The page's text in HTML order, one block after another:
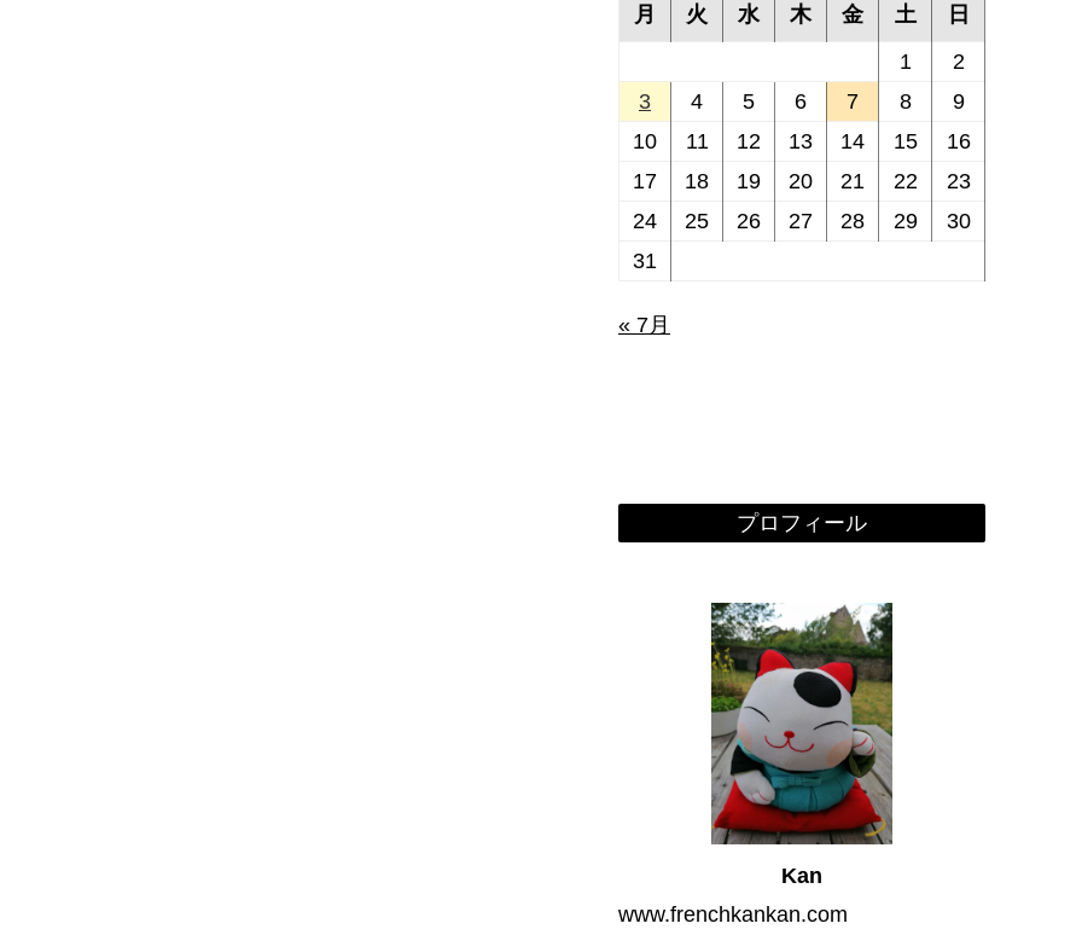
月
火 水 木 金 土
日
1
2
3
4 5 6 7 8
9
10
11 12 13 14 15
16
17
18 19 20 21 22
23
24
25 26 27 28 29
30
31
« 7月
プロフィール
Kan
www.frenchkankan.com